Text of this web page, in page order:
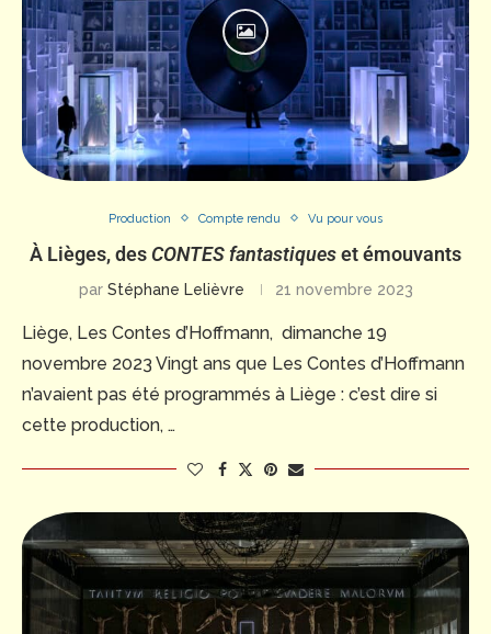
Production Compte rendu Vu pour vous
À Lièges, desCONTESfantastiqueset émouvants
par Stéphane Lelièvre 21 novembre 2023
Liège, Les Contes d’Hoffmann, dimanche 19
novembre 2023 Vingt ans que Les Contes d’Hoffmann
n’avaient pas été programmés à Liège : c’est dire si
cette production, …